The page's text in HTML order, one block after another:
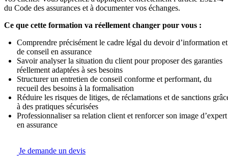
du Code des assurances et à documenter vos échanges.
Ce que cette formation va réellement changer pour vous :
Comprendre précisément le cadre légal du devoir d’information et
de conseil en assurance
Savoir analyser la situation du client pour proposer des garanties
réellement adaptées à ses besoins
Structurer un entretien de conseil conforme et performant, du
recueil des besoins à la formalisation
Réduire les risques de litiges, de réclamations et de sanctions
à des pratiques sécurisées
Professionnaliser sa relation client et renforcer son image d’expert
en assurance
Je demande un devis